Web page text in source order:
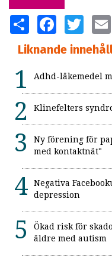
SHARE FACEBOOKTWITTER
Liknande
Adhd-läkemedel
Klinefelters
Ny förening för
med kontaktnät"
Negativa
depression
Ökad risk för
äldre med autism